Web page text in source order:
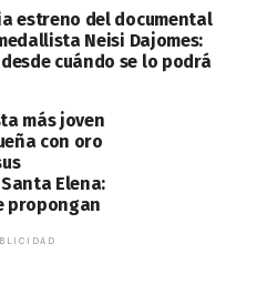
estreno del documental
Neisi Dajomes:
cuándo se lo podrá
más joven
con oro
Elena:
propongan